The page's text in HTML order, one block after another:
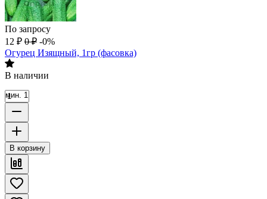
По запросу
12 ₽ 0 ₽ -0%
Огурец Изящный, 1гр (фасовка)
В наличии
мин. 1
В корзину